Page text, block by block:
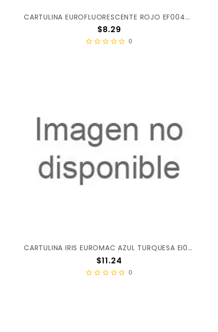
CARTULINA EUROFLUORESCENTE ROJO EF0044 X/100
Precio
$8.29
0
CARTULINA IRIS EUROMAC AZUL TURQUESA EI0038 X/100
Precio
$11.24
0